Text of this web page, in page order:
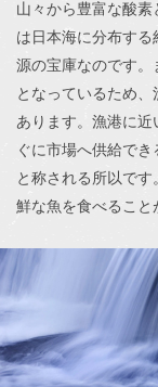
山々から豊富な酸
は日本海に分布する
源の宝庫なのです。
となっているため
あります。漁港に近
ぐに市場へ供給でき
と称される所以で
鮮な魚を食べること